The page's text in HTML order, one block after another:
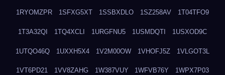
1RYOMZPR 1SFXG5XT 1SSBXDLO 1SZ258AV 1T04TFO9
1T3A32QI 1TQ4XCLI 1URGFNU5 1USMDQTI 1USXOD9C
1UTQO46Q 1UXXH5X4 1V2M00OW 1VHOFJ5Z 1VLGOT3L
1VT6PD21 1VV8ZAHG 1W387VUY 1WFVB76Y 1WPX7P03